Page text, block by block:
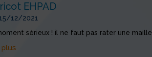
EHPAD
12/2021
sérieux ! il ne faut pas rater une maille.
plus